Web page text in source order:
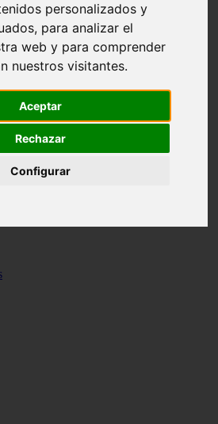
personalizados y
para analizar el
web y para comprender
nuestros visitantes.
Aceptar
Rechazar
Configurar